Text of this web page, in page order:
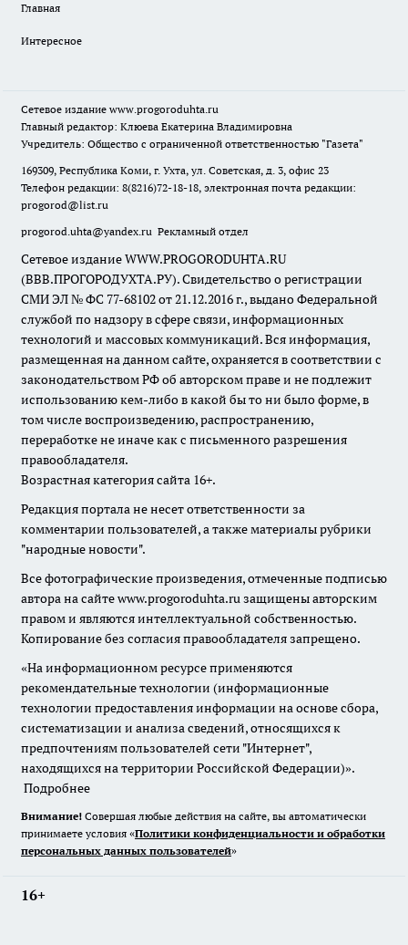
Главная
Интересное
Сетевое издание www.progoroduhta.ru
Главный редактор: Клюева Екатерина Владимировна
Учредитель: Общество с ограниченной ответственностью "Газета"
169309, Республика Коми, г. Ухта, ул. Советская, д. 3, офис 23
Телефон редакции: 8(8216)72-18-18, электронная почта редакции:
progorod@list.ru
progorod.uhta@yandex.ru Рекламный отдел
Сетевое издание WWW.PROGORODUHTA.RU
(ВВВ.ПРОГОРОДУХТА.РУ). Свидетельство о регистрации
СМИ ЭЛ № ФС 77-68102 от 21.12.2016 г., выдано Федеральной
службой по надзору в сфере связи, информационных
технологий и массовых коммуникаций. Вся информация,
размещенная на данном сайте, охраняется в соответствии с
законодательством РФ об авторском праве и не подлежит
использованию кем-либо в какой бы то ни было форме, в
том числе воспроизведению, распространению,
переработке не иначе как с письменного разрешения
правообладателя.
Возрастная категория сайта 16+.
Редакция портала не несет ответственности за
комментарии пользователей, а также материалы рубрики
"народные новости".
Все фотографические произведения, отмеченные подписью
автора на сайте www.progoroduhta.ru защищены авторским
правом и являются интеллектуальной собственностью.
Копирование без согласия правообладателя запрещено.
«На информационном ресурсе применяются
рекомендательные технологии (информационные
технологии предоставления информации на основе сбора,
систематизации и анализа сведений, относящихся к
предпочтениям пользователей сети "Интернет",
находящихся на территории Российской Федерации)».
Подробнее
Внимание! Совершая любые действия на сайте, вы автоматически
принимаете условия «Политики конфиденциальности и обработки
персональных данных пользователей»
16+